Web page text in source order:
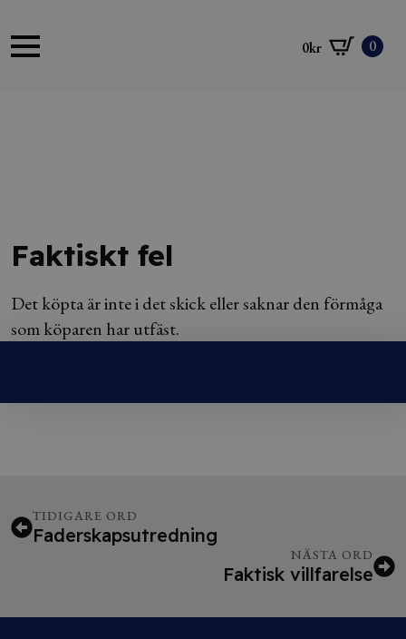
0kr 0
Faktiskt fel
Det köpta är inte i det skick eller saknar den förmåga
som köparen har utfäst.
TIDIGARE ORD
Faderskapsutredning
NÄSTA ORD
Faktisk villfarelse